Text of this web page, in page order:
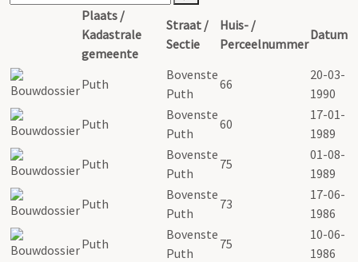
Plaats /
Kadastrale
gemeente
Straat /
Sectie
Huis- /
Perceelnummer
Datum
Puth
Bovenste
Puth
66
20-03-
1990
Puth
Bovenste
Puth
60
17-01-
1989
Puth
Bovenste
Puth
75
01-08-
1989
Puth
Bovenste
Puth
73
17-06-
1986
Puth
Bovenste
Puth
75
10-06-
1986